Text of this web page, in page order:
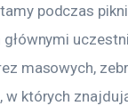
podczas
masowych,
których